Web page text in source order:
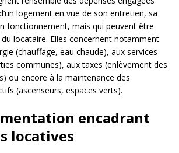
logement en vue de son entretien, sa
fonctionnement, mais qui peuvent être
locataire. Elles concernent notamment
(chauffage, eau chaude), aux services
communes), aux taxes (enlèvement des
ou encore à la maintenance des
(ascenseurs, espaces verts).
encadrant
locatives